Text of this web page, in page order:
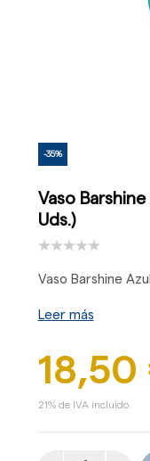
-35%
Vaso
Uds.)
Vaso Barshine
Leer más
21% de IVA incluido.